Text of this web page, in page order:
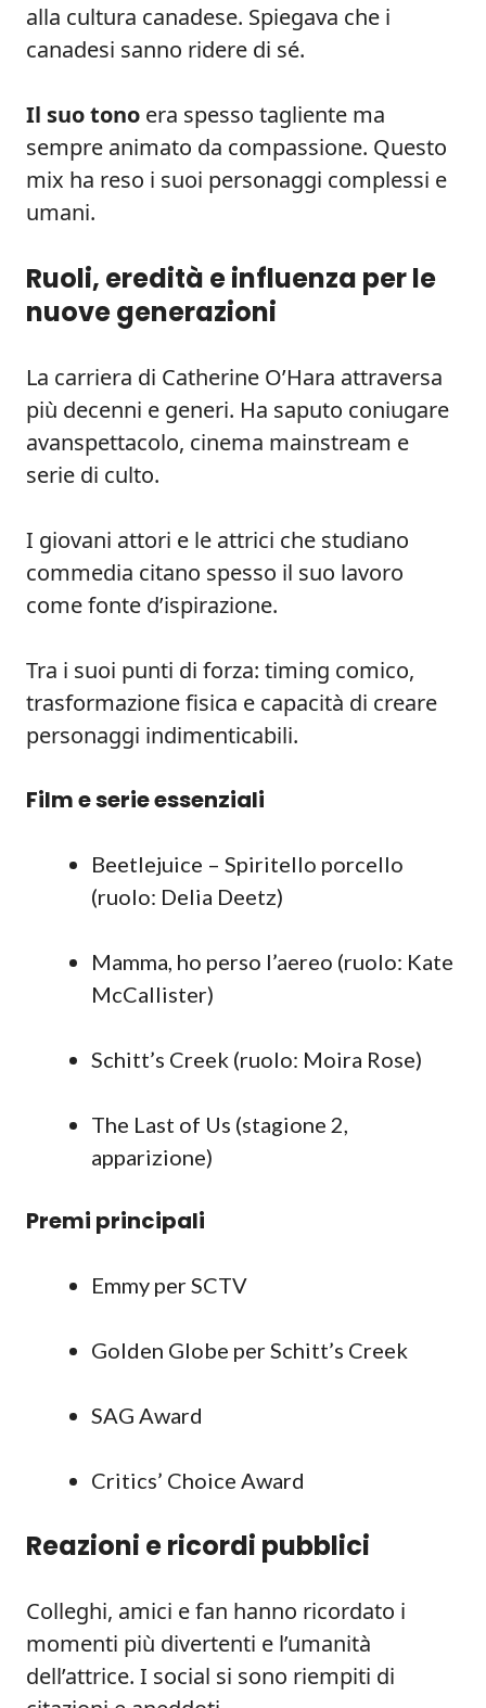
alla cultura canadese. Spiegava che i
canadesi sanno ridere di sé.
Il suo tono era spesso tagliente ma
sempre animato da compassione. Questo
mix ha reso i suoi personaggi complessi e
umani.
Ruoli, eredità e influenza per le
nuove generazioni
La carriera di Catherine O’Hara attraversa
più decenni e generi. Ha saputo coniugare
avanspettacolo, cinema mainstream e
serie di culto.
I giovani attori e le attrici che studiano
commedia citano spesso il suo lavoro
come fonte d’ispirazione.
Tra i suoi punti di forza: timing comico,
trasformazione fisica e capacità di creare
personaggi indimenticabili.
Film e serie essenziali
Beetlejuice – Spiritello porcello
(ruolo: Delia Deetz)
Mamma, ho perso l’aereo (ruolo: Kate
McCallister)
Schitt’s Creek (ruolo: Moira Rose)
The Last of Us (stagione 2,
apparizione)
Premi principali
Emmy per SCTV
Golden Globe per Schitt’s Creek
SAG Award
Critics’ Choice Award
Reazioni e ricordi pubblici
Colleghi, amici e fan hanno ricordato i
momenti più divertenti e l’umanità
dell’attrice. I social si sono riempiti di